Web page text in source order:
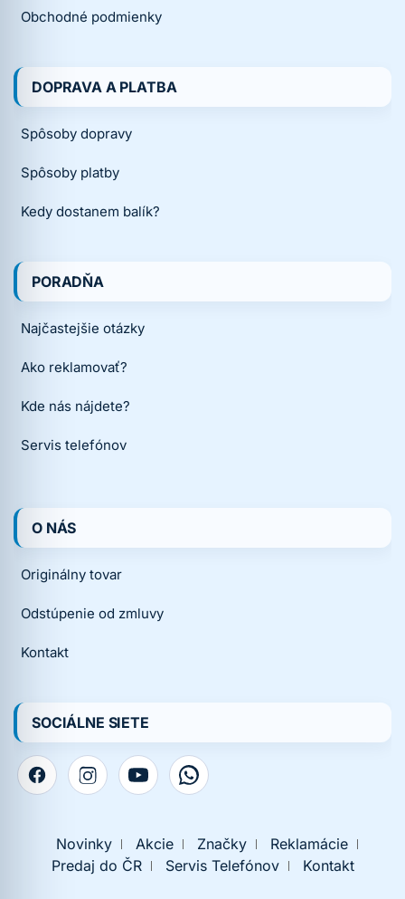
Obchodné podmienky
DOPRAVA A PLATBA
Spôsoby dopravy
Spôsoby platby
Kedy dostanem balík?
PORADŇA
Najčastejšie otázky
Ako reklamovať?
Kde nás nájdete?
Servis telefónov
O NÁS
Originálny tovar
Odstúpenie od zmluvy
Kontakt
SOCIÁLNE SIETE
Novinky Akcie Značky
Reklamácie
Predaj do ČR
Servis Telefónov Kontakt